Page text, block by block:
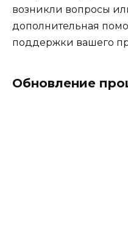
возникли вопросы
дополнительная
поддержки вашего
Обновление